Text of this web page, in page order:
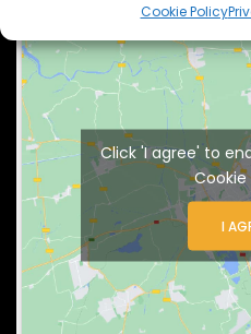
Cookie Policy
Click 'I agree' to
Cookie
I